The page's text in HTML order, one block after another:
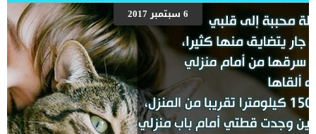
القطط البالغة ،تخضع للفحوصات الجسدية بشكل سنوى ويوصى بإجراء
فحوصات نصف سنوية للقطط في منتصف العمر وكبار السن. فى البداية
عليك ان تعرف ما المقصود بالفحص السنوى فى عالم القطط. اقرأ ايضا:
اهمية الاشعة السينية على اسنان القطط هل تعتقد ان السنة التقويمية
العادية التى نعيشها هى هى نفسها السنة فى عالم القطط ؟؟ الاجابة
قطعا لا. فالقطط […]
6 سبتمبر 2017